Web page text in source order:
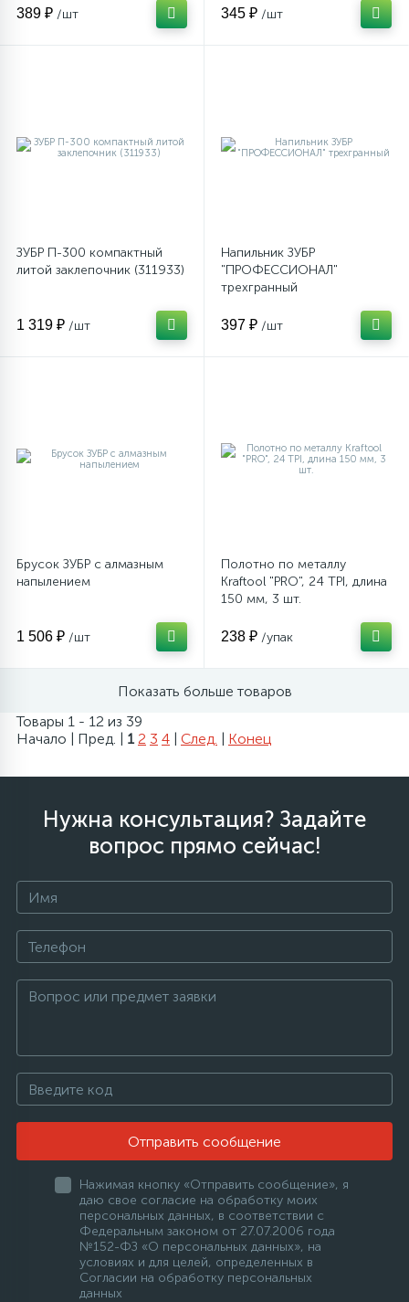
389 ₽ /шт 345 ₽ /шт
ЗУБР П-300 компактный
литой заклепочник (311933)
1 319 ₽ /шт
Напильник ЗУБР
"ПРОФЕССИОНАЛ"
трехгранный
397 ₽ /шт
Брусок ЗУБР с алмазным
напылением
1 506 ₽ /шт
Полотно по металлу
Kraftool "PRO", 24 TPI, длина
150 мм, 3 шт.
238 ₽ /упак
Показать больше товаров
Товары 1 - 12 из 39
Начало | Пред. | 1 2 3 4 | След. | Конец
Нужна консультация? Задайте
вопрос прямо сейчас!
Отправить сообщение
Нажимая кнопку «Отправить сообщение», я
даю свое согласие на обработку моих
персональных данных, в соответствии с
Федеральным законом от 27.07.2006 года
№152-ФЗ «О персональных данных», на
условиях и для целей, определенных в
Согласии на обработку персональных
данных